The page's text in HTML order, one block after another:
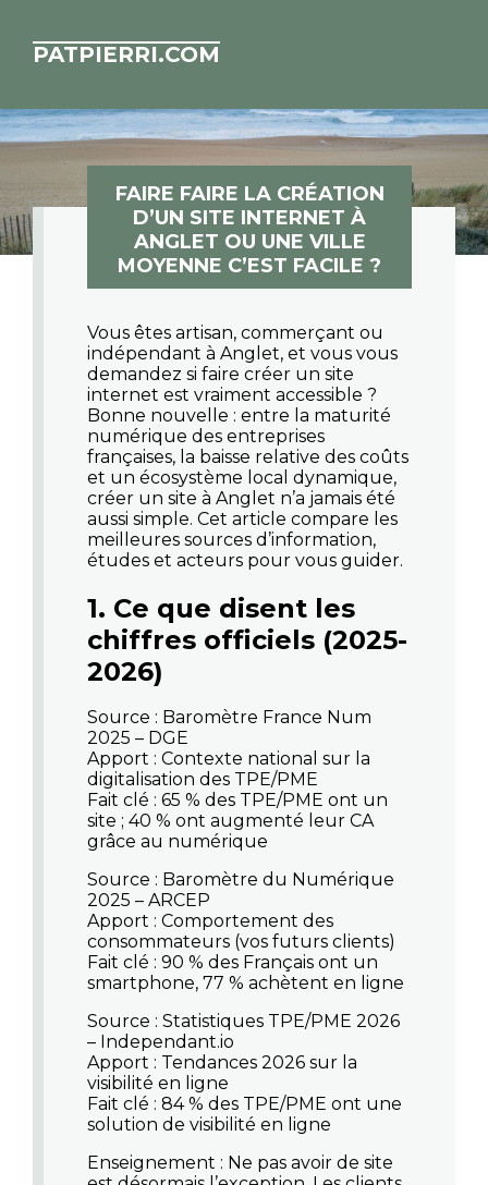
PATPIERRI.COM
FAIRE FAIRE LA CRÉATION
D’UN SITE INTERNET À
ANGLET OU UNE VILLE
MOYENNE C’EST FACILE ?
Vous êtes artisan, commerçant ou
indépendant à Anglet, et vous vous
demandez si faire créer un site
internet est vraiment accessible ?
Bonne nouvelle : entre la maturité
numérique des entreprises
françaises, la baisse relative des coûts
et un écosystème local dynamique,
créer un site à Anglet n’a jamais été
aussi simple. Cet article compare les
meilleures sources d’information,
études et acteurs pour vous guider.
1. Ce que disent les
chiffres officiels (2025-
2026)
Source : Baromètre France Num
2025 – DGE
Apport : Contexte national sur la
digitalisation des TPE/PME
Fait clé : 65 % des TPE/PME ont un
site ; 40 % ont augmenté leur CA
grâce au numérique
Source : Baromètre du Numérique
2025 – ARCEP
Apport : Comportement des
consommateurs (vos futurs clients)
Fait clé : 90 % des Français ont un
smartphone, 77 % achètent en ligne
Source : Statistiques TPE/PME 2026
– Independant.io
Apport : Tendances 2026 sur la
visibilité en ligne
Fait clé : 84 % des TPE/PME ont une
solution de visibilité en ligne
Enseignement : Ne pas avoir de site